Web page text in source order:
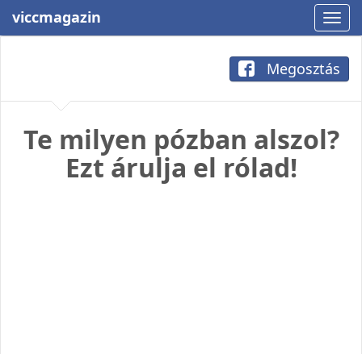
viccmagazin
Megosztás
Te milyen pózban alszol?
Ezt árulja el rólad!